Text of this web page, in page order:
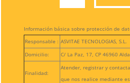
Información básica sobre protección de
Responsable : ASVITAE TECNOLOGIAS, S.L.
Domicilio:
C/ La Paz, 17, CP 46960
Finalidad:
Atender, registrar y
que nos realice mediante